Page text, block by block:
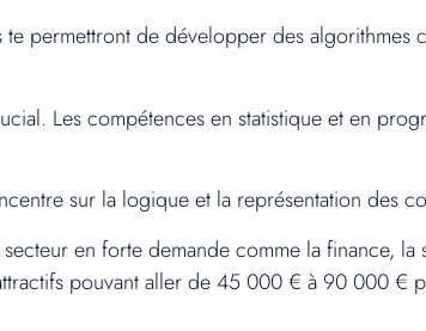
permettront de développer des algorithmes
Les compétences en statistique et en
sur la logique et la représentation des
en forte demande comme la finance, la
pouvant aller de 45 000 € à 90 000 €